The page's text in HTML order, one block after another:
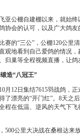
公棚自建棚以来，就始终
协会的认可，以及广大鸽友
的“三公”，公棚120公里
观地看到自己爱鸽的情况
归巢等全程视频直播，让鸽
造“八冠王”
12日集结7615羽战鸽，正
了漂亮的“开门红”。8天之
程在低温、逆风的天气下
公里大决战在桑根达来放